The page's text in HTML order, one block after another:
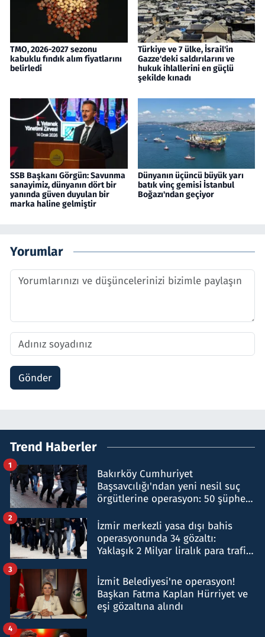
TMO, 2026-2027 sezonu
kabuklu fındık alım fiyatlarını
belirledi
Türkiye ve 7 ülke, İsrail'in
Gazze'deki saldırılarını ve
hukuk ihlallerini en güçlü
şekilde kınadı
SSB Başkanı Görgün: Savunma
sanayimiz, dünyanın dört bir
yanında güven duyulan bir
marka haline gelmiştir
Dünyanın üçüncü büyük yarı
batık vinç gemisi İstanbul
Boğazı'ndan geçiyor
Yorumlar
Gönder
Trend Haberler
Bakırköy Cumhuriyet
Başsavcılığı'ndan yeni nesil suç
örgütlerine operasyon: 50 şüpheli
1
İzmir merkezli yasa dışı bahis
operasyonunda 34 gözaltı:
Yaklaşık 2 Milyar liralık para trafiği
2
İzmit Belediyesi'ne operasyon!
Başkan Fatma Kaplan Hürriyet ve
eşi gözaltına alındı
3
4